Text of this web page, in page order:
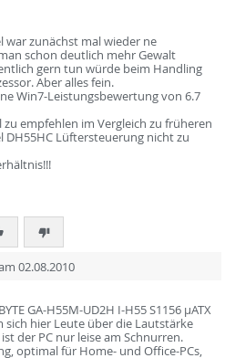
war zunächst mal wieder ne
schon deutlich mehr Gewalt
gern tun würde beim Handling
Aber alles fein.
Win7-Leistungsbewertung von 6.7
empfehlen im Vergleich zu früheren
Lüftersteuerung nicht zu
02.08.2010
GA-H55M-UD2H I-H55 S1156 µATX
hier Leute über die Lautstärke
der PC nur leise am Schnurren.
optimal für Home- und Office-PCs,